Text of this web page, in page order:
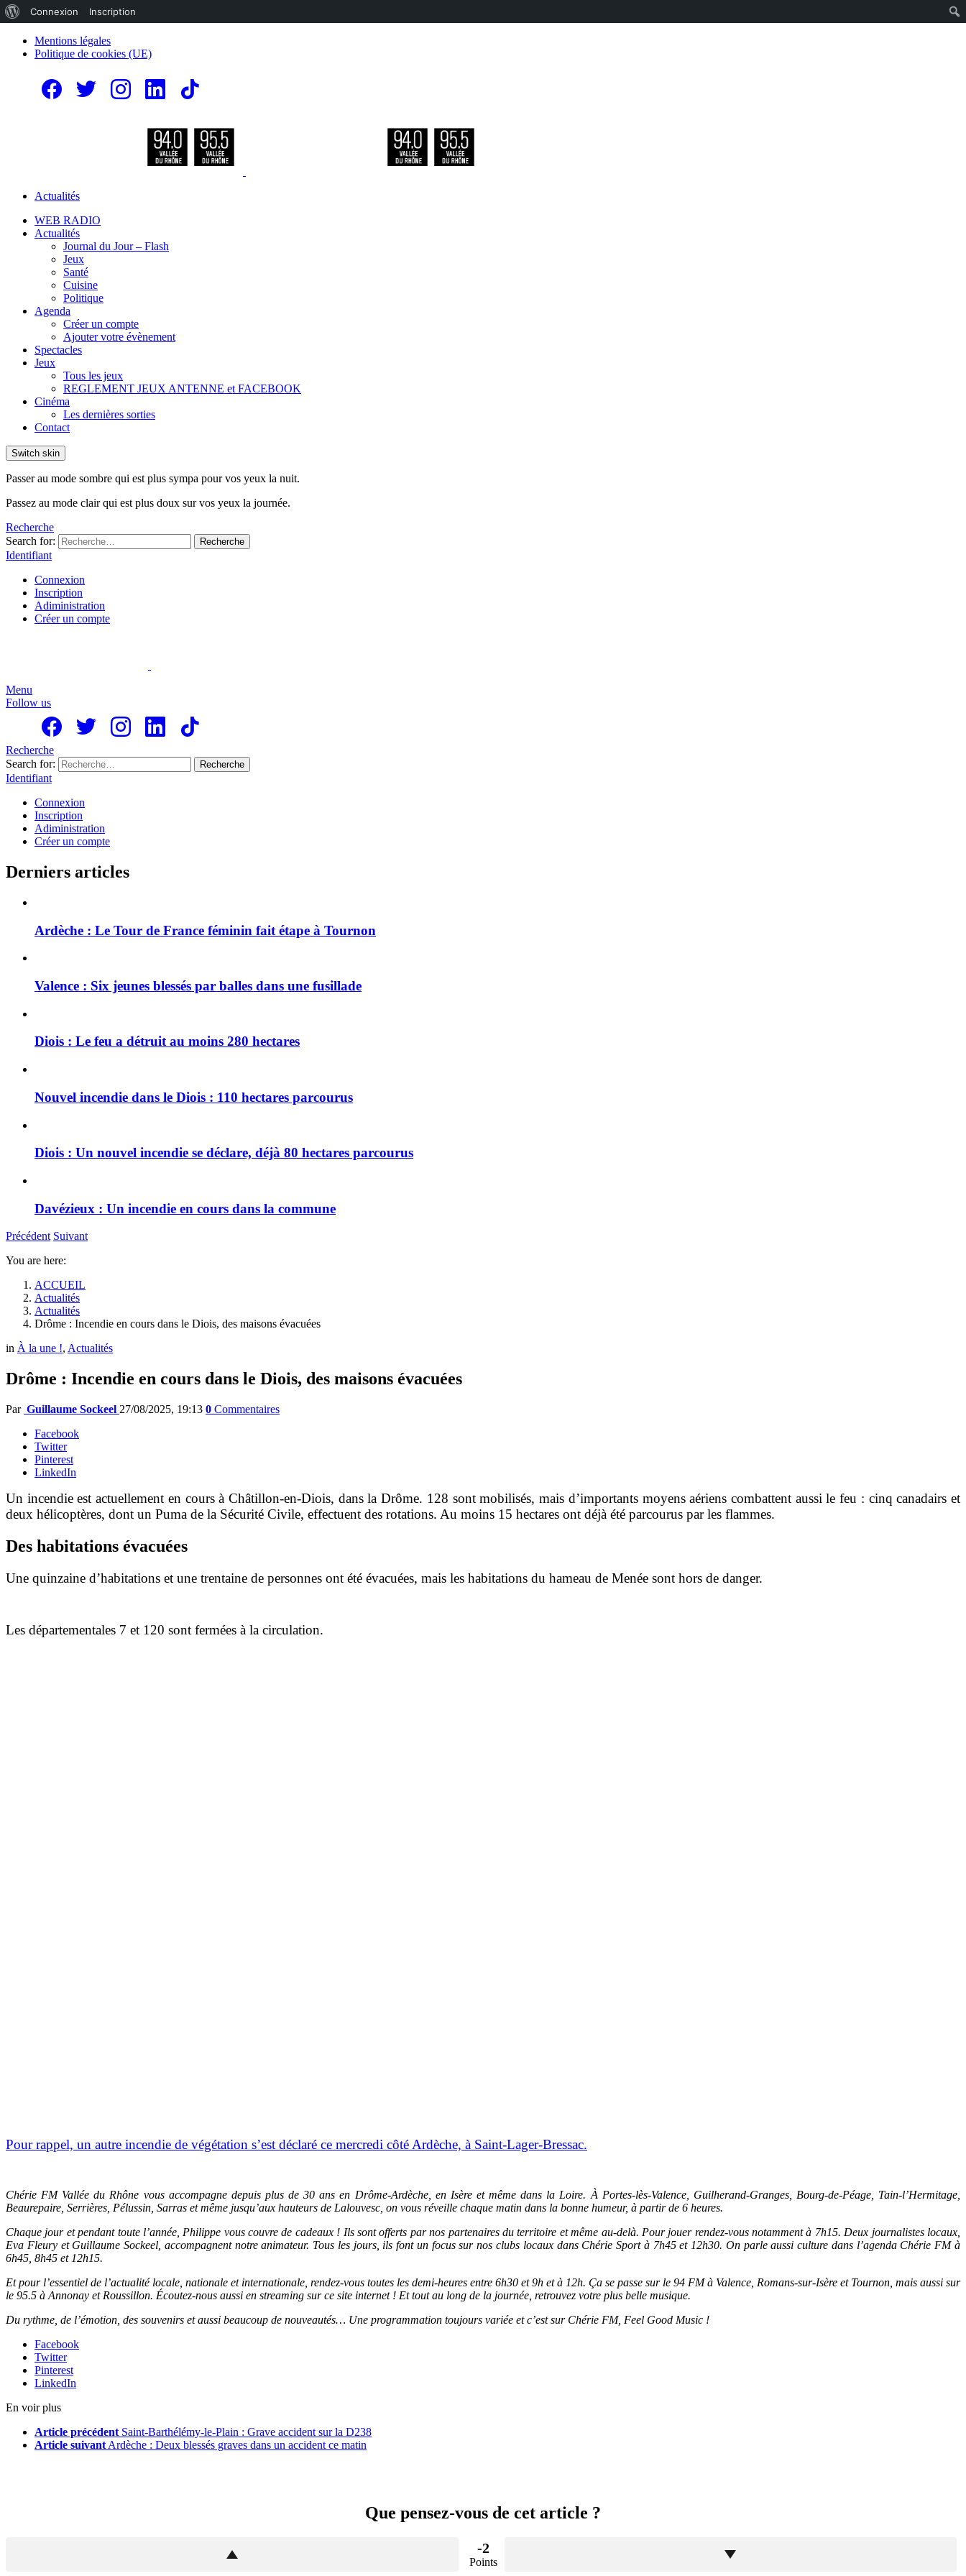
Mentions légales
Politique de cookies (UE)
Actualités
WEB RADIO
Actualités
Journal du Jour – Flash
Jeux
Santé
Cuisine
Politique
Agenda
Créer un compte
Ajouter votre évènement
Spectacles
Jeux
Tous les jeux
REGLEMENT JEUX ANTENNE et FACEBOOK
Cinéma
Les dernières sorties
Contact
Switch skin
Passer au mode sombre qui est plus sympa pour vos yeux la nuit.
Passez au mode clair qui est plus doux sur vos yeux la journée.
Recherche
Search for:
Recherche
Identifiant
Connexion
Inscription
Adiministration
Créer un compte
Menu
Follow us
Recherche
Search for:
Recherche
Identifiant
Connexion
Inscription
Adiministration
Créer un compte
Derniers articles
Ardèche : Le Tour de France féminin fait étape à Tournon
Valence : Six jeunes blessés par balles dans une fusillade
Diois : Le feu a détruit au moins 280 hectares
Nouvel incendie dans le Diois : 110 hectares parcourus
Diois : Un nouvel incendie se déclare, déjà 80 hectares parcourus
Davézieux : Un incendie en cours dans la commune
Précédent Suivant
You are here:
ACCUEIL
Actualités
Actualités
Drôme : Incendie en cours dans le Diois, des maisons évacuées
in À la une !, Actualités
Drôme : Incendie en cours dans le Diois, des maisons évacuées
Par Guillaume Sockeel 27/08/2025, 19:13 0 Commentaires
Facebook
Twitter
Pinterest
LinkedIn
Un incendie est actuellement en cours à Châtillon-en-Diois, dans la Drôme. 128 sont mobilisés, mais d’importants moyens aériens combattent aussi le feu : cinq canadairs et
deux hélicoptères, dont un Puma de la Sécurité Civile, effectuent des rotations. Au moins 15 hectares ont déjà été parcourus par les flammes.
Des habitations évacuées
Une quinzaine d’habitations et une trentaine de personnes ont été évacuées, mais les habitations du hameau de Menée sont hors de danger.
Les départementales 7 et 120 sont fermées à la circulation.
Pour rappel, un autre incendie de végétation s’est déclaré ce mercredi côté Ardèche, à Saint-Lager-Bressac.
Chérie FM Vallée du Rhône vous accompagne depuis plus de 30 ans en Drôme-Ardèche, en Isère et même dans la Loire. À Portes-lès-Valence, Guilherand-Granges, Bourg-de-Péage, Tain-l’Hermitage,
Beaurepaire, Serrières, Pélussin, Sarras et même jusqu’aux hauteurs de Lalouvesc, on vous réveille chaque matin dans la bonne humeur, à partir de 6 heures.
Chaque jour et pendant toute l’année, Philippe vous couvre de cadeaux ! Ils sont offerts par nos partenaires du territoire et même au-delà. Pour jouer rendez-vous notamment à 7h15. Deux journalistes locaux,
Eva Fleury et Guillaume Sockeel, accompagnent notre animateur. Tous les jours, ils font un focus sur nos clubs locaux dans Chérie Sport à 7h45 et 12h30. On parle aussi culture dans l’agenda Chérie FM à
6h45, 8h45 et 12h15.
Et pour l’essentiel de l’actualité locale, nationale et internationale, rendez-vous toutes les demi-heures entre 6h30 et 9h et à 12h. Ça se passe sur le 94 FM à Valence, Romans-sur-Isère et Tournon, mais aussi sur
le 95.5 à Annonay et Roussillon. Écoutez-nous aussi en streaming sur ce site internet ! Et tout au long de la journée, retrouvez votre plus belle musique.
Du rythme, de l’émotion, des souvenirs et aussi beaucoup de nouveautés… Une programmation toujours variée et c’est sur Chérie FM, Feel Good Music !
Facebook
Twitter
Pinterest
LinkedIn
En voir plus
Article précédent Saint-Barthélémy-le-Plain : Grave accident sur la D238
Article suivant Ardèche : Deux blessés graves dans un accident ce matin
Que pensez-vous de cet article ?
-2
Points
de
WordPress
Connexion Inscription